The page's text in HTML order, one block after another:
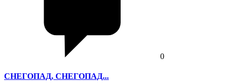
0
СНЕГОПАД, СНЕГОПАД...